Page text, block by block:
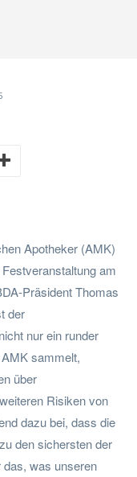
Apotheker (AMK)
am
Präsident Thomas
der
nur ein runder
sammelt,
über
Risiken von
dazu bei, dass die
den sichersten der
was unseren